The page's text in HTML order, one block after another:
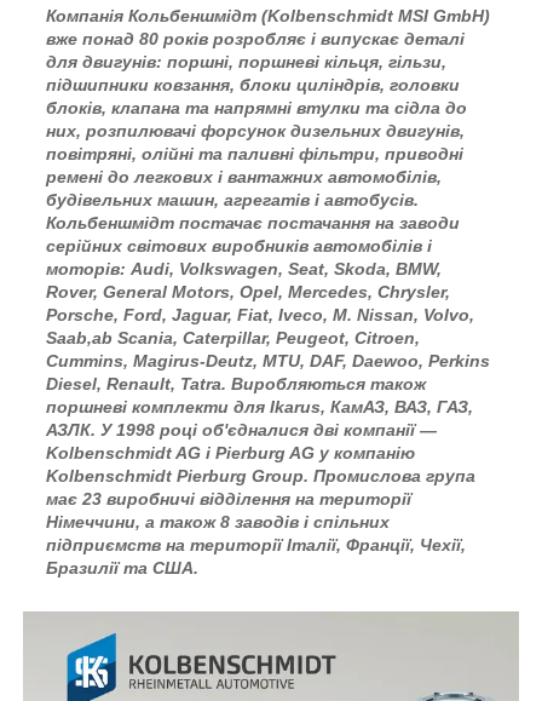
Компанія Кольбеншмідт (Kolbenschmidt MSI GmbH)
вже понад 80 років розробляє і випускає деталі
для двигунів: поршні, поршневі кільця, гільзи,
підшипники ковзання, блоки циліндрів, головки
блоків, клапана та напрямні втулки та сідла до
них, розпилювачі форсунок дизельних двигунів,
повітряні, олійні та паливні фільтри, приводні
ремені до легкових і вантажних автомобілів,
будівельних машин, агрегатів і автобусів.
Кольбеншмідт постачає постачання на заводи
серійних світових виробників автомобілів і
моторів: Audi, Volkswagen, Seat, Skoda, BMW,
Rover, General Motors, Opel, Mercedes, Chrysler,
Porsche, Ford, Jaguar, Fiat, Iveco, M. Nissan, Volvo,
Saab,ab Scania, Caterpillar, Peugeot, Citroen,
Cummins, Magirus-Deutz, MTU, DAF, Daewoo, Perkins
Diesel, Renault, Tatra. Виробляються також
поршневі комплекти для Ikarus, КамАЗ, ВАЗ, ГАЗ,
АЗЛК. У 1998 році об'єдналися дві компанії —
Kolbenschmidt AG і Pierburg AG у компанію
Kolbenschmidt Pierburg Group. Промислова група
має 23 виробничі відділення на території
Німеччини, а також 8 заводів і спільних
підприємств на території Італії, Франції, Чехії,
Бразилії та США.